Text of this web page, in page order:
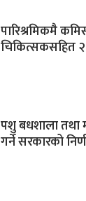
पारिश्रमिकमै
चिकित्सकसहित २
पशु बधशाला
गर्ने सरकारको